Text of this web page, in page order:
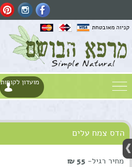
קניוה מאובטחת
מועדון לקוחות
הדס צמח עלים
מחיר רגיל- 55 ₪